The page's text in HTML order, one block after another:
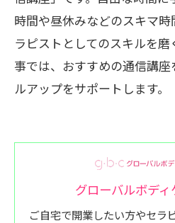
時間や昼休みなどのスキマ
ラピストとしてのスキルを
事では、おすすめの通信講
ルアップをサポートします。
グローバルボデ
ご自宅で開業したい方やセラ